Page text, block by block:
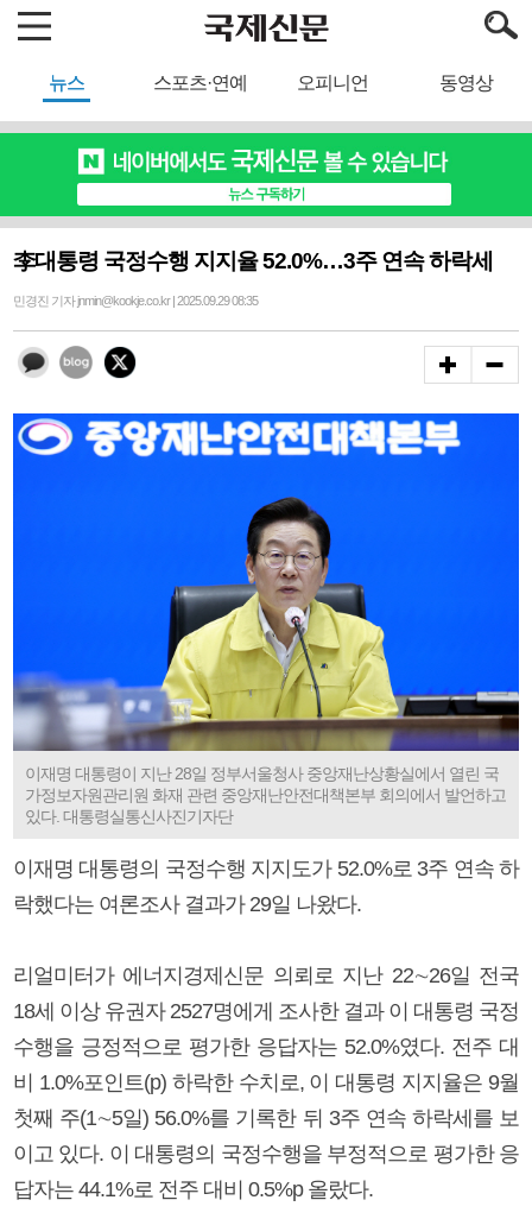
뉴스 스포츠·연예 오피니언 동영상
李대통령 국정수행 지지율 52.0%…3주 연속 하락세
민경진 기자 jnmin@kookje.co.kr | 2025.09.29 08:35
이재명 대통령이 지난 28일 정부서울청사 중앙재난상황실에서 열린 국
가정보자원관리원 화재 관련 중앙재난안전대책본부 회의에서 발언하고
있다. 대통령실통신사진기자단
이재명 대통령의 국정수행 지지도가 52.0%로 3주 연속 하
락했다는 여론조사 결과가 29일 나왔다.
리얼미터가 에너지경제신문 의뢰로 지난 22∼26일 전국
18세 이상 유권자 2527명에게 조사한 결과 이 대통령 국정
수행을 긍정적으로 평가한 응답자는 52.0%였다. 전주 대
비 1.0%포인트(p) 하락한 수치로, 이 대통령 지지율은 9월
첫째 주(1∼5일) 56.0%를 기록한 뒤 3주 연속 하락세를 보
이고 있다. 이 대통령의 국정수행을 부정적으로 평가한 응
답자는 44.1%로 전주 대비 0.5%p 올랐다.